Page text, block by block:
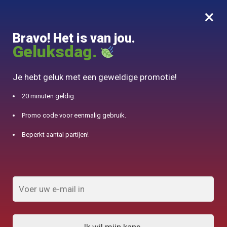
0
10% aangeboden voor 50€ aankopen met DJINN-code10
×
Bravo! Het is van jou.
Geluksdag.
Je hebt geluk met een geweldige promotie!
20 minuten geldig.
Promo code voor eenmalig gebruik.
Beperkt aantal partijen!